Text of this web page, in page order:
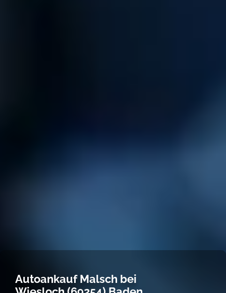
Autoankauf Malsch bei